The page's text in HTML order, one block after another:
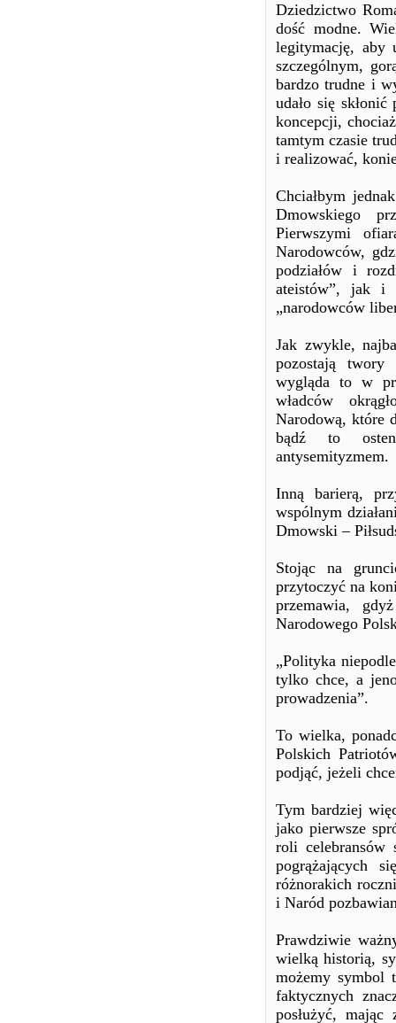
Dziedzictwo
dość modne.
legitymację, aby
szczególnym,
bardzo trudne i
udało się
koncepcji,
tamtym czasie
i realizować,
Chciałbym
Dmowskiego
Pierwszymi
Narodowców,
podziałów i
ateistów”, jak i
„narodowców
Jak zwykle,
pozostają twory
wygląda to w
władców
Narodową, które
bądź to
antysemityzmem.
Inną barierą,
wspólnym
Dmowski –
Stojąc na
przytoczyć na
przemawia,
Narodowego
„Polityka
tylko chce, a
prowadzenia”.
To wielka,
Polskich
podjąć, jeżeli
Tym bardziej
jako pierwsze
roli celebransów
pogrążających
różnorakich
i Naród
Prawdziwie
wielką historią,
możemy symbol
faktycznych
posłużyć, mając